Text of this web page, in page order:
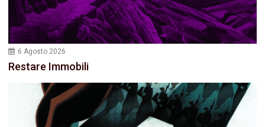
6 Agosto 2026
Restare Immobili